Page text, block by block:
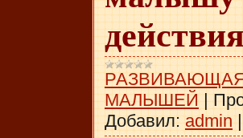
МАЛЫШЕЙ |
Добавил: admin